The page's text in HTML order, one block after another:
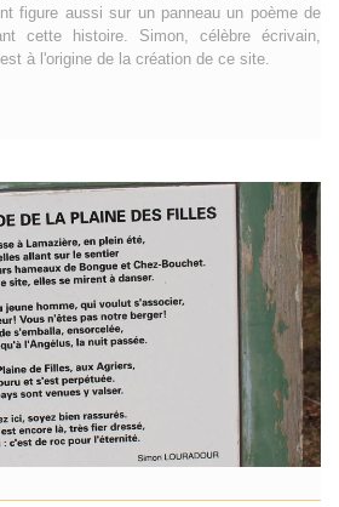
figure aussi sur un panneau un poème de
cette histoire. Simon, célèbre écrivain,
à l'origine de la création de ce site.